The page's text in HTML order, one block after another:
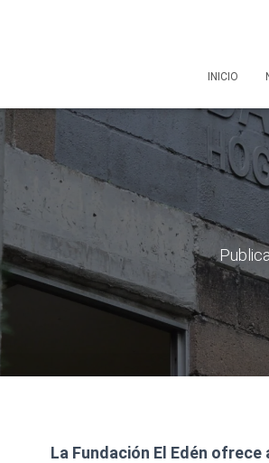
INICIO
La Fundación El Edén